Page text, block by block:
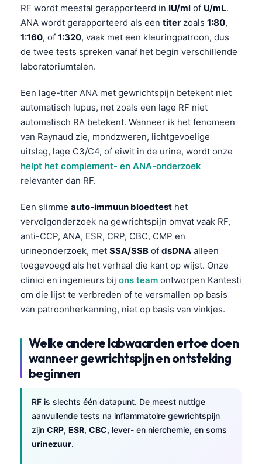
RF wordt meestal gerapporteerd in IU/ml of U/mL.
ANA wordt gerapporteerd als een titer zoals 1:80,
1:160, of 1:320, vaak met een kleuringpatroon, dus
de twee tests spreken vanaf het begin verschillende
laboratoriumtalen.
Een lage-titer ANA met gewrichtspijn betekent niet
automatisch lupus, net zoals een lage RF niet
automatisch RA betekent. Wanneer ik het fenomeen
van Raynaud zie, mondzweren, lichtgevoelige
uitslag, lage C3/C4, of eiwit in de urine, wordt onze
helpt het complement- en ANA-onderzoek
relevanter dan RF.
Een slimme auto-immuun bloedtest het
vervolgonderzoek na gewrichtspijn omvat vaak RF,
anti-CCP, ANA, ESR, CRP, CBC, CMP en
urineonderzoek, met SSA/SSB of dsDNA alleen
toegevoegd als het verhaal die kant op wijst. Onze
clinici en ingenieurs bij ons team ontworpen Kantesti
om die lijst te verbreden of te versmallen op basis
van patroonherkenning, niet op basis van vinkjes.
Welke andere labwaarden ertoe doen
wanneer gewrichtspijn en ontsteking
beginnen
RF is slechts één datapunt. De meest nuttige
aanvullende tests na inflammatoire gewrichtspijn
zijn CRP, ESR, CBC, lever- en nierchemie, en soms
urinezuur.
አማርኛ
Українська
O‘zbekcha
Català
Қазақ тілі
Suomi
Slovenčina
كوردی‎
پښتو
سنڌي
සිංහල
অসমীয়া
Galego
Latviešu valoda
Македонски јазик
Euskara
Gàidhlig
Occitan
العربية المغربية
Afrikaans
Монгол
ພາສາລາວ